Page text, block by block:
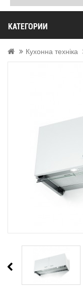
КАТЕГОРИИ
Кухонна техніка